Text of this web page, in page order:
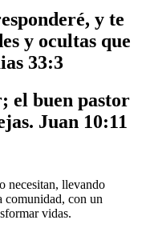
y te
y ocultas que
33:3
el buen pastor
Juan 10:11
necesitan, llevando
comunidad, con un
vidas.